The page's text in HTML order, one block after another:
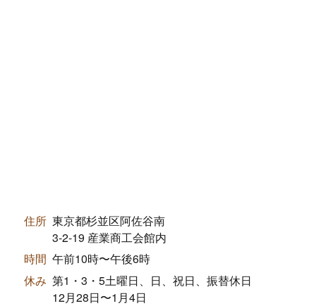
住所 東京都杉並区阿佐谷南
3-2-19 産業商工会館内
時間 午前10時〜午後6時
休み 第1・3・5土曜日、日、祝日、振替休日
12月28日〜1月4日